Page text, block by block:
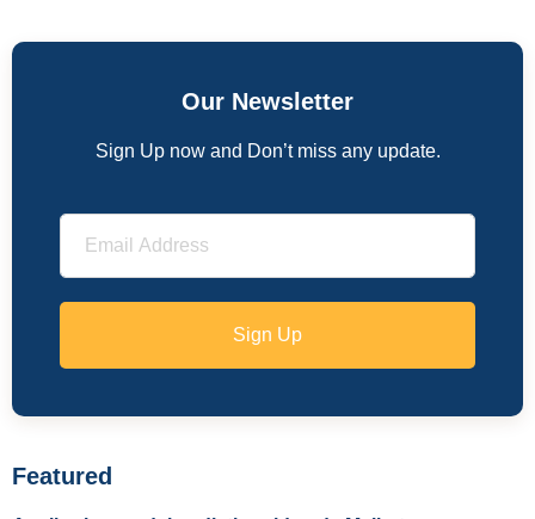
Our Newsletter
Sign Up now and Don’t miss any update.
Sign Up
Featured